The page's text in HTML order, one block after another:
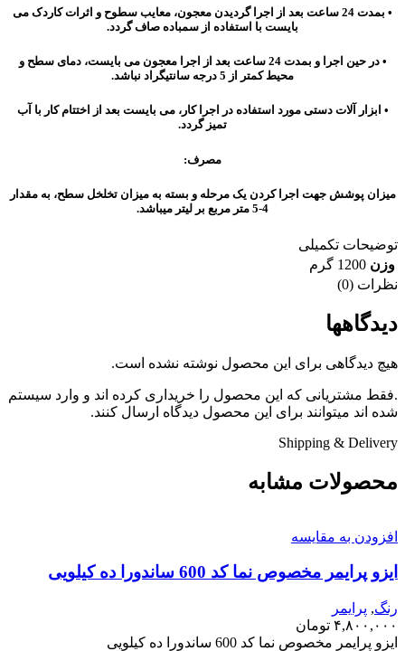
• بمدت 24 ساعت بعد از اجرا گردیدن معجون، معایب سطوح و اثرات کاردک می
بایست با استفاده از سمباده صاف گردد.
• در حین اجرا و بمدت 24 ساعت بعد از اجرا معجون می بایست، دمای سطح و
محیط کمتر از 5 درجه سانتیگراد نباشد.
• ابزار آلات دستی مورد استفاده در اجرا کار، می بایست بعد از اختتام کار با آب
تمیز گردد.
مصرف:
ميزان پوشش جهت اجرا کردن یک مرحله و بسته به میزان تخلخل سطح، به مقدار
4-5 متر مربع بر ليتر ميباشد.
توضیحات تکمیلی
وزن 1200 گرم
نظرات (0)
دیدگاهها
هیچ دیدگاهی برای این محصول نوشته نشده است.
.فقط مشتریانی که این محصول را خریداری کرده اند و وارد سیستم
شده اند میتوانند برای این محصول دیدگاه ارسال کنند.
Shipping & Delivery
محصولات مشابه
افزودن به مقایسه
ایزو پرایمر مخصوص نما کد 600 ساندورا ده کیلویی
رنگ, پرایمر
۴,۸۰۰,۰۰۰ تومان
ایزو پرایمر مخصوص نما کد 600 ساندورا ده کیلویی